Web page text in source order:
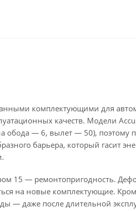
комплектующими для
качеств. Модели
— 6, вылет — 50), поэтому
барьера, который гасит
15 — ремонтопригодность.
на новые комплектующие.
— даже после длительной